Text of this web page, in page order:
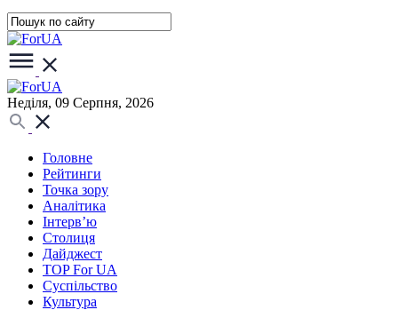
Неділя, 09 Серпня, 2026
Головне
Рейтинги
Точка зору
Аналітика
Інтерв’ю
Столиця
Дайджест
TOP For UA
Суспiльство
Культура